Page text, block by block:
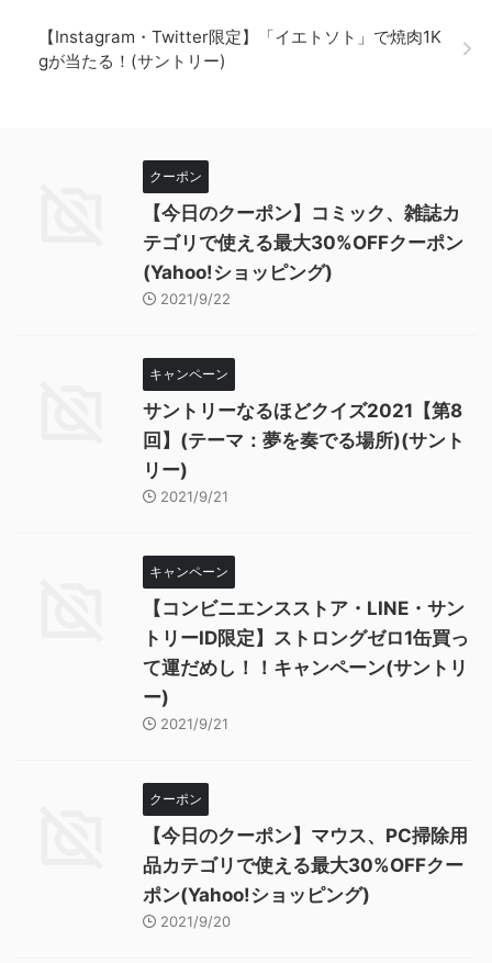
【Instagram・Twitter限定】「イエトソト」で焼肉1K
gが当たる！(サントリー)
クーポン
【今日のクーポン】コミック、雑誌カ
テゴリで使える最大30%OFFクーポン
(Yahoo!ショッピング)
2021/9/22
キャンペーン
サントリーなるほどクイズ2021【第8
回】(テーマ：夢を奏でる場所)(サント
リー)
2021/9/21
キャンペーン
【コンビニエンスストア・LINE・サン
トリーID限定】ストロングゼロ1缶買っ
て運だめし！！キャンペーン(サントリ
ー)
2021/9/21
クーポン
【今日のクーポン】マウス、PC掃除用
品カテゴリで使える最大30%OFFクー
ポン(Yahoo!ショッピング)
2021/9/20